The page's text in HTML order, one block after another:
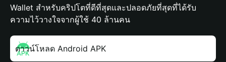
Wallet สำหรับคริปโตที่ดีที่สุดและปลอดภัยที่สุดที่ได้รับ
ความไว้วางใจจากผู้ใช้ 40 ล้านคน
ดาวน์โหลด Android APK